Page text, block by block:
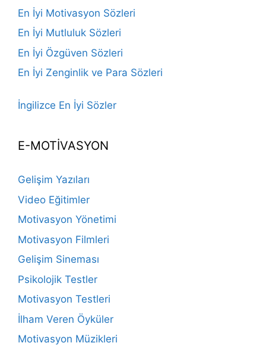
En İyi Motivasyon Sözleri
En İyi Mutluluk Sözleri
En İyi Özgüven Sözleri
En İyi Zenginlik ve Para Sözleri
İngilizce En İyi Sözler
E-MOTİVASYON
Gelişim Yazıları
Video Eğitimler
Motivasyon Yönetimi
Motivasyon Filmleri
Gelişim Sineması
Psikolojik Testler
Motivasyon Testleri
İlham Veren Öyküler
Motivasyon Müzikleri